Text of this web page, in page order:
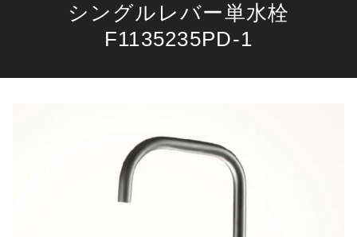
シングルレバー単水栓
F1135235PD-1